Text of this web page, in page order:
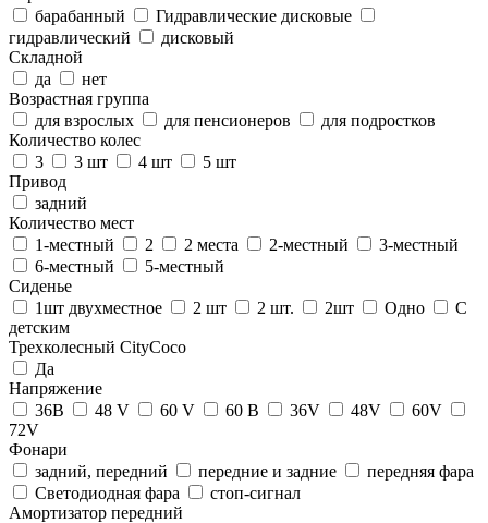
барабанный
Гидравлические дисковые
гидравлический
дисковый
Складной
да
нет
Возрастная группа
для взрослых
для пенсионеров
для подростков
Количество колес
3
3 шт 4 шт
5 шт
Привод
задний
Количество мест
1-местный
2 2 места 2-местный
3-местный
6-местный
5-местный
Сиденье
1шт двухместное
2 шт 2 шт. 2шт Одно
С
детским
Трехколесный CityCoco
Да
Напряжение
36В
48 V 60 V 60 В 36V 48V
60V
72V
Фонари
задний, передний
передние и задние
передняя фара
Светодиодная фара
стоп-сигнал
Амортизатор передний